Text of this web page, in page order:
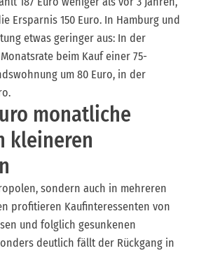
Ersparnis 150 Euro. In Hamburg und
etwas geringer aus: In der
beim Kauf einer 75-
um 80 Euro, in der
monatliche
kleineren
sondern auch in mehreren
profitieren Kaufinteressenten von
und folglich gesunkenen
deutlich fällt der Rückgang in